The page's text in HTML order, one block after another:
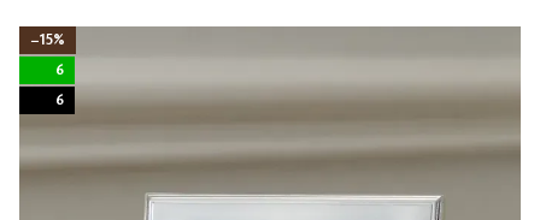
−15%
6
6